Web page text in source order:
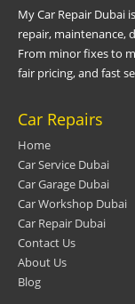
My Car Repair Dubai
repair, maintenance,
From minor fixes to
fair pricing, and fast
Car Repairs
Home
Car Service Dubai
Car Garage Dubai
Car Workshop Dubai
Car Repair Dubai
Contact Us
About Us
Blog